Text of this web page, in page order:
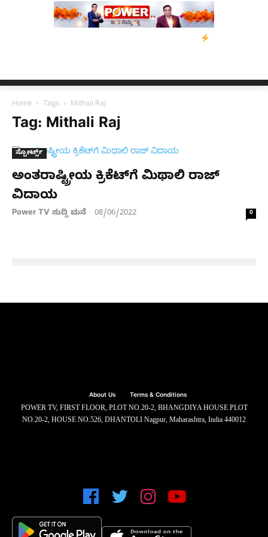
ಬೀರೇನ್ ಸಿಂಗ್
Home Tags Mithali Raj
Tag: Mithali Raj
ಸ್ಪೋರ್ಟ್ಸ್
ಅಂತರಾಷ್ಟ್ರೀಯ ಕ್ರಿಕೆಟ್​ಗೆ ಮಿಥಾಲಿ ರಾಜ್​
ವಿದಾಯ
Power TV ಸುದ್ದಿ ಮನೆ - 08/06/2022 0
About Us Terms & Conditions
POWER TV, FIRST FLOOR, PLOT NO.20-2, BHANGDIYA HOUSE PLOT
NO.20-2, HOUSE NO.526, DHANTOLI Nagpur, Maharashtra, India 440012